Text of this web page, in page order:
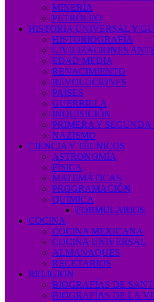
MINERÍA
PETRÓLEO
HISTORIA UNIVERSAL Y
HISTORIOGRAFÍA
CIVILIZACIONES
EDAD MEDIA
RENACIMIENTO
REVOLUCIONES
PAÍSES
GUERRILLA
INQUISICIÓN
PRIMERA Y
NAZISMO
CIENCIA Y TÉCNICOS
ASTRONOMÍA
FÍSICA
MATEMÁTICAS
PROGRAMACIÓN
QUÍMICA
FORMULARIOS
COCINA
COCINA MEXICANA
COCINA UNIVERSAL
ALMANAQUES
RECETARIOS
RELIGIÓN
BIOGRAFÍAS DE
BIOGRAFÍAS DE LA